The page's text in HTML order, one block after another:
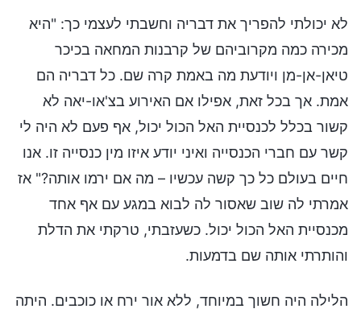
לא יכולתי להפריך את דבריה וחשבתי לעצמי כך: "היא
מכירה כמה מקרוביהם של קרבנות המחאה בכיכר
טיאן-אן-מן ויודעת מה באמת קרה שם. כל דבריה הם
אמת. אך בכל זאת, אפילו אם האירוע בצ'או-יאה לא
קשור בכלל לכנסיית האל הכול יכול, אף פעם לא היה לי
קשר עם חברי הכנסייה ואיני יודע איזו מין כנסייה זו. אנו
חיים בעולם כל כך קשה עכשיו – מה אם ירמו אותה?" אז
אמרתי לה שוב שאסור לה לבוא במגע עם אף אחד
מכנסיית האל הכול יכול. כשעזבתי, טרקתי את הדלת
והותרתי אותה שם בדמעות.
הלילה היה חשוך במיוחד, ללא אור ירח או כוכבים. היתה